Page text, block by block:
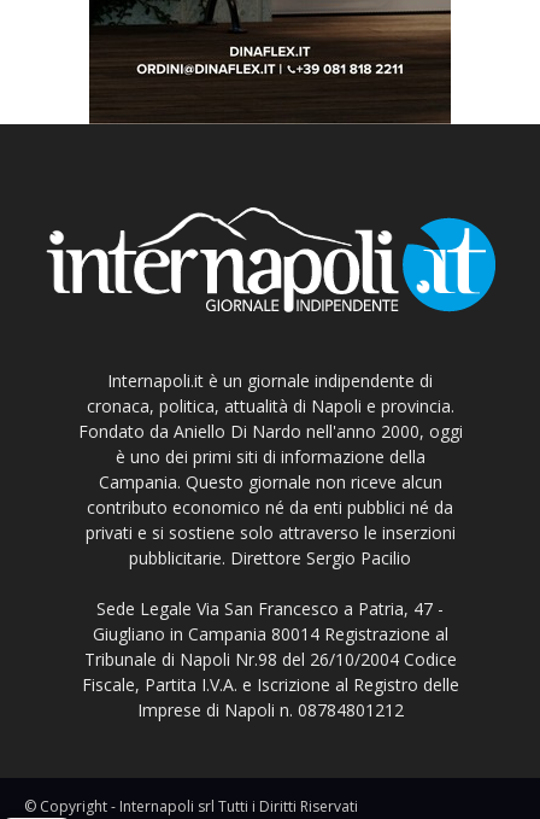
Internapoli.it è un giornale indipendente di
cronaca, politica, attualità di Napoli e provincia.
Fondato da Aniello Di Nardo nell'anno 2000, oggi
è uno dei primi siti di informazione della
Campania. Questo giornale non riceve alcun
contributo economico né da enti pubblici né da
privati e si sostiene solo attraverso le inserzioni
pubblicitarie. Direttore Sergio Pacilio
Sede Legale Via San Francesco a Patria, 47 -
Giugliano in Campania 80014 Registrazione al
Tribunale di Napoli Nr.98 del 26/10/2004 Codice
Fiscale, Partita I.V.A. e Iscrizione al Registro delle
Imprese di Napoli n. 08784801212
© Copyright - Internapoli srl Tutti i Diritti Riservati